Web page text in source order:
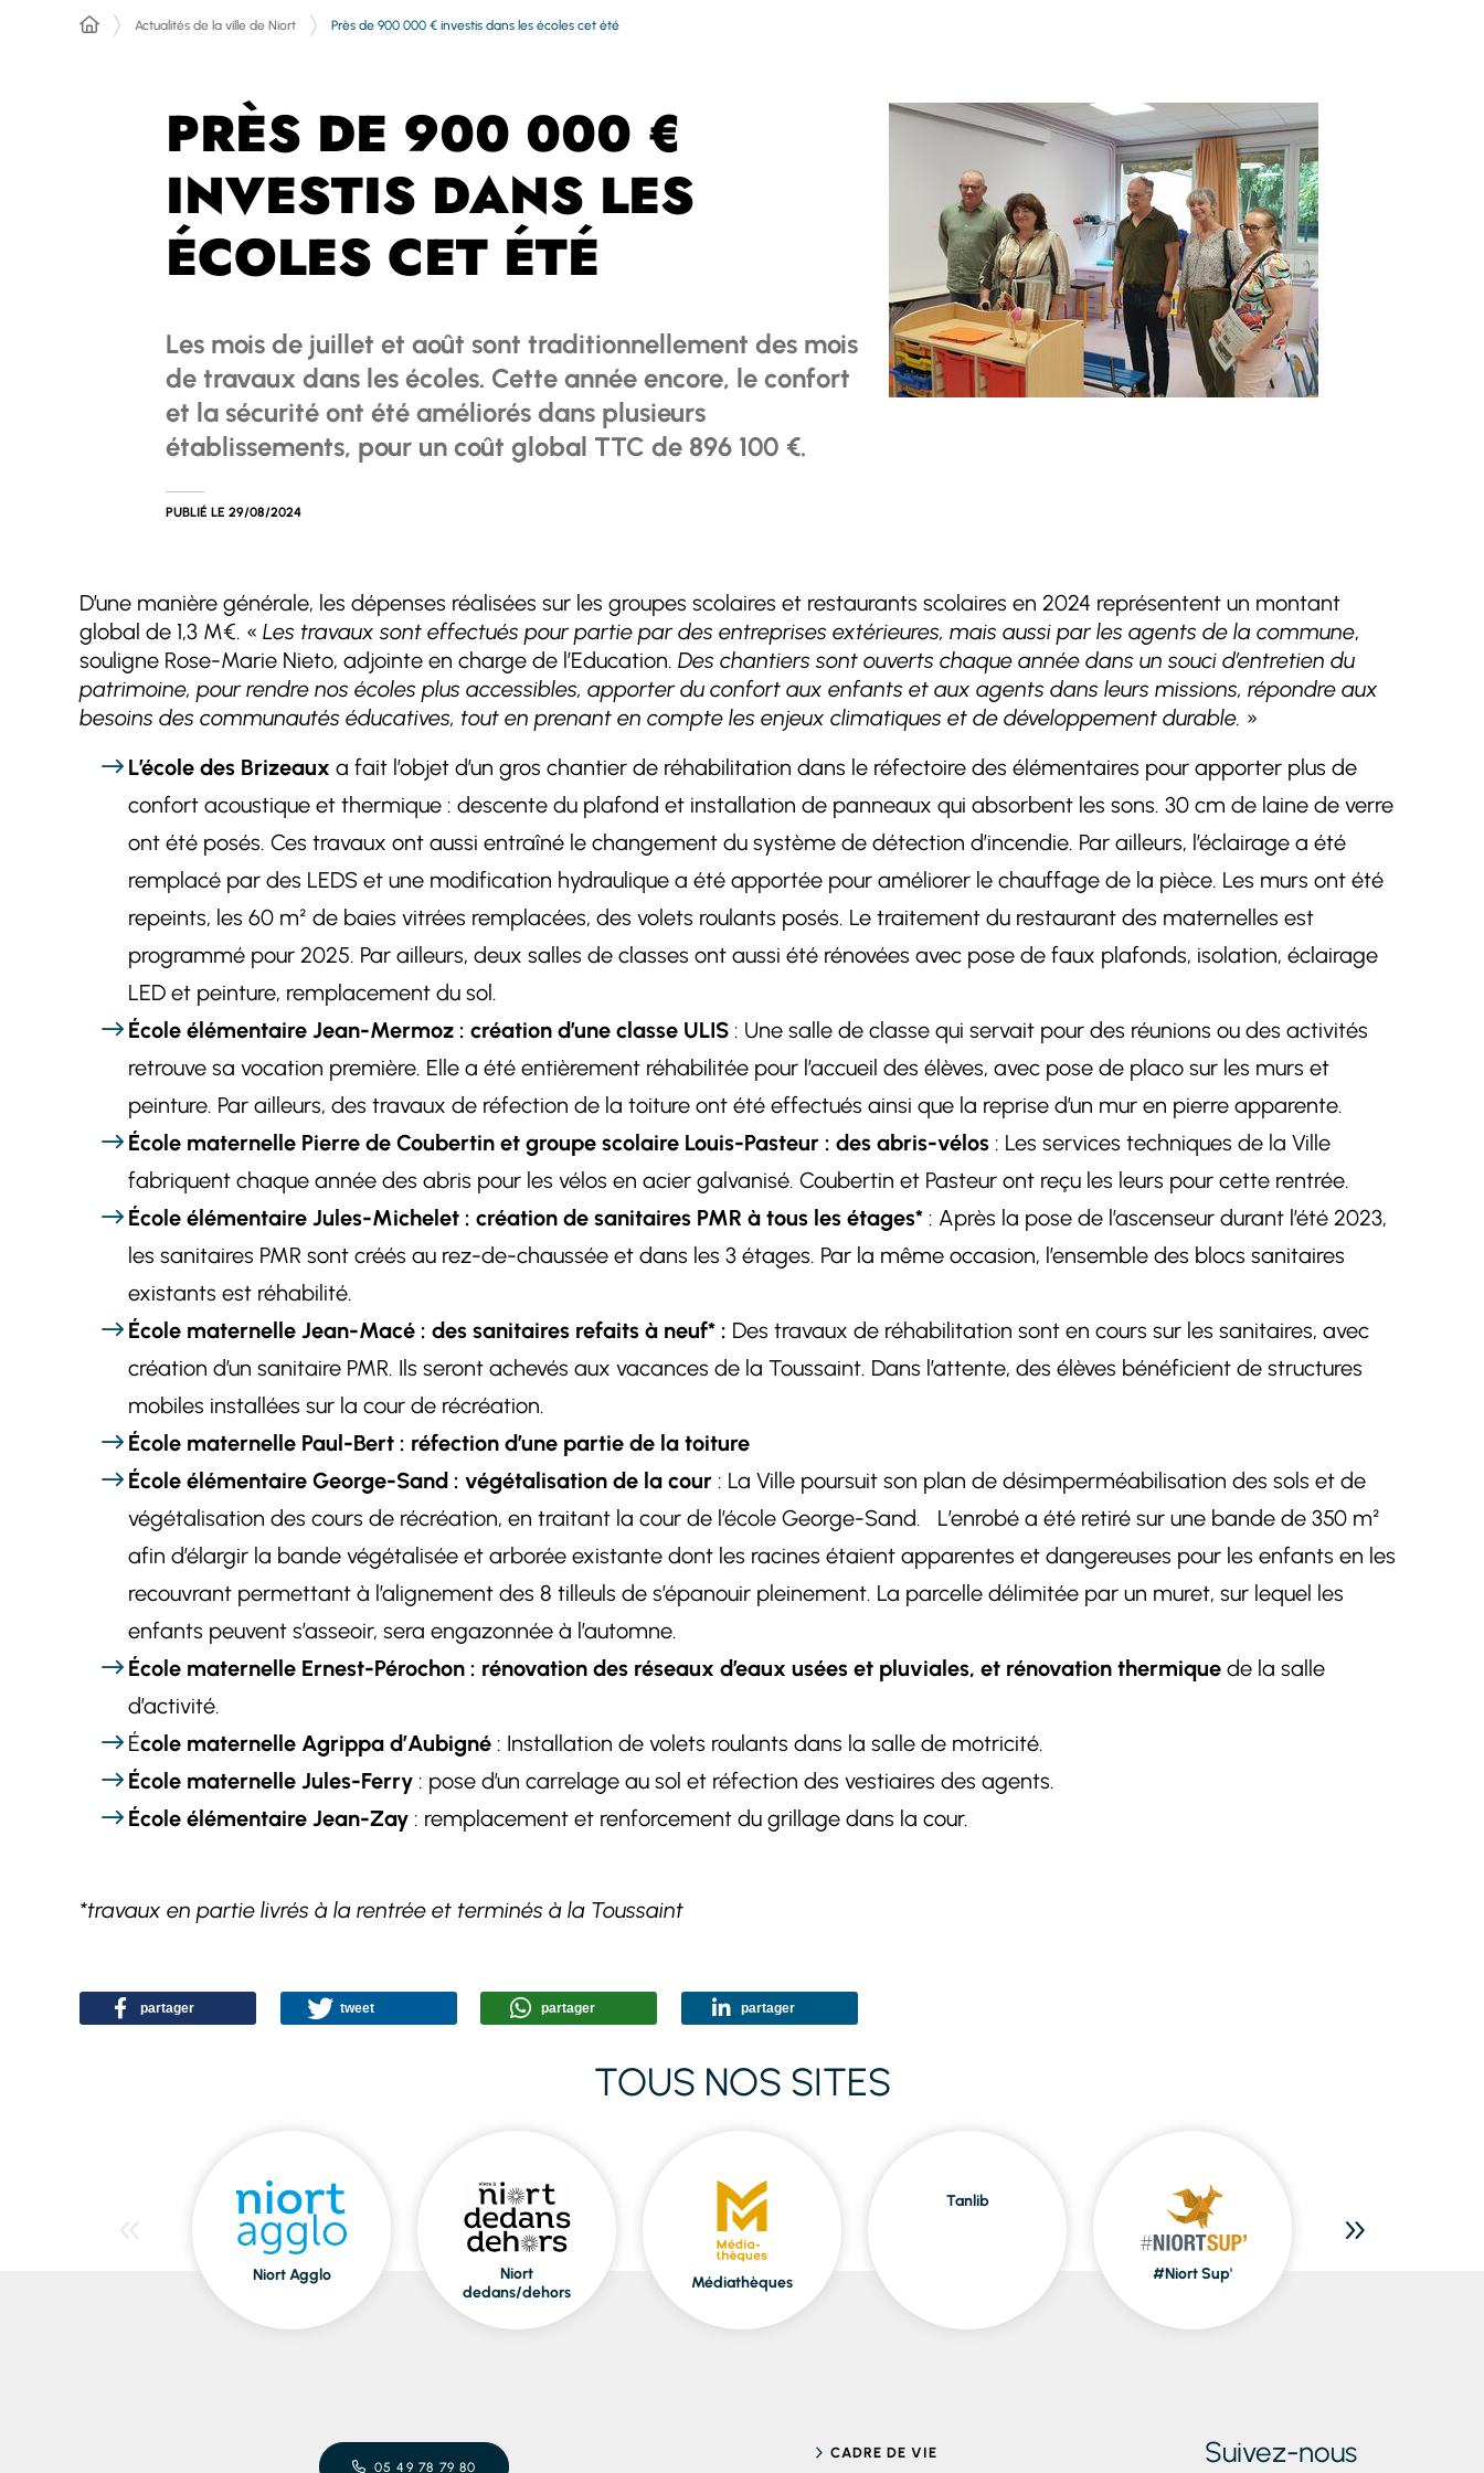
Actualités de la ville de Niort Près de 900 000 € investis dans les écoles cet été
PRÈS DE 900 000 €
INVESTIS DANS LES
ÉCOLES CET ÉTÉ
Les mois de juillet et août sont traditionnellement des mois
de travaux dans les écoles. Cette année encore, le confort
et la sécurité ont été améliorés dans plusieurs
établissements, pour un coût global TTC de 896 100 €.
PUBLIÉ LE 29/08/2024
D’une manière générale, les dépenses réalisées sur les groupes scolaires et restaurants scolaires en 2024 représentent un montant
global de 1,3 M€. « Les travaux sont effectués pour partie par des entreprises extérieures, mais aussi par les agents de la commune,
souligne Rose-Marie Nieto, adjointe en charge de l’Education. Des chantiers sont ouverts chaque année dans un souci d’entretien du
patrimoine, pour rendre nos écoles plus accessibles, apporter du confort aux enfants et aux agents dans leurs missions, répondre aux
besoins des communautés éducatives, tout en prenant en compte les enjeux climatiques et de développement durable. »
L’école des Brizeaux a fait l’objet d’un gros chantier de réhabilitation dans le réfectoire des élémentaires pour apporter plus de
confort acoustique et thermique : descente du plafond et installation de panneaux qui absorbent les sons. 30 cm de laine de verre
ont été posés. Ces travaux ont aussi entraîné le changement du système de détection d’incendie. Par ailleurs, l’éclairage a été
remplacé par des LEDS et une modification hydraulique a été apportée pour améliorer le chauffage de la pièce. Les murs ont été
repeints, les 60 m² de baies vitrées remplacées, des volets roulants posés. Le traitement du restaurant des maternelles est
programmé pour 2025. Par ailleurs, deux salles de classes ont aussi été rénovées avec pose de faux plafonds, isolation, éclairage
LED et peinture, remplacement du sol.
École élémentaire Jean-Mermoz : création d’une classe ULIS : Une salle de classe qui servait pour des réunions ou des activités
retrouve sa vocation première. Elle a été entièrement réhabilitée pour l’accueil des élèves, avec pose de placo sur les murs et
peinture. Par ailleurs, des travaux de réfection de la toiture ont été effectués ainsi que la reprise d’un mur en pierre apparente.
École maternelle Pierre de Coubertin et groupe scolaire Louis-Pasteur : des abris-vélos : Les services techniques de la Ville
fabriquent chaque année des abris pour les vélos en acier galvanisé. Coubertin et Pasteur ont reçu les leurs pour cette rentrée.
École élémentaire Jules-Michelet : création de sanitaires PMR à tous les étages* : Après la pose de l’ascenseur durant l’été 2023,
les sanitaires PMR sont créés au rez-de-chaussée et dans les 3 étages. Par la même occasion, l’ensemble des blocs sanitaires
existants est réhabilité.
École maternelle Jean-Macé : des sanitaires refaits à neuf* : Des travaux de réhabilitation sont en cours sur les sanitaires, avec
création d’un sanitaire PMR. Ils seront achevés aux vacances de la Toussaint. Dans l’attente, des élèves bénéficient de structures
mobiles installées sur la cour de récréation.
École maternelle Paul-Bert : réfection d’une partie de la toiture
École élémentaire George-Sand : végétalisation de la cour : La Ville poursuit son plan de désimperméabilisation des sols et de
végétalisation des cours de récréation, en traitant la cour de l’école George-Sand. L’enrobé a été retiré sur une bande de 350 m²
afin d’élargir la bande végétalisée et arborée existante dont les racines étaient apparentes et dangereuses pour les enfants en les
recouvrant permettant à l’alignement des 8 tilleuls de s’épanouir pleinement. La parcelle délimitée par un muret, sur lequel les
enfants peuvent s’asseoir, sera engazonnée à l’automne.
École maternelle Ernest-Pérochon : rénovation des réseaux d’eaux usées et pluviales, et rénovation thermique de la salle
d’activité.
École maternelle Agrippa d’Aubigné : Installation de volets roulants dans la salle de motricité.
École maternelle Jules-Ferry : pose d’un carrelage au sol et réfection des vestiaires des agents.
École élémentaire Jean-Zay : remplacement et renforcement du grillage dans la cour.
*travaux en partie livrés à la rentrée et terminés à la Toussaint
partager tweet partager partager
TOUS NOS SITES
Niort Agglo
Niort
dedans/dehors
Médiathèques
Tanlib
#Niort Sup'
05 49 78 79 80
CADRE DE VIE
Suivez-nous